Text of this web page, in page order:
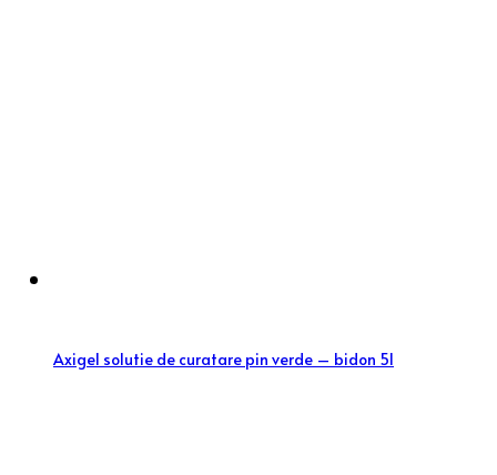
Axigel solutie de curatare pin verde – bidon 5l